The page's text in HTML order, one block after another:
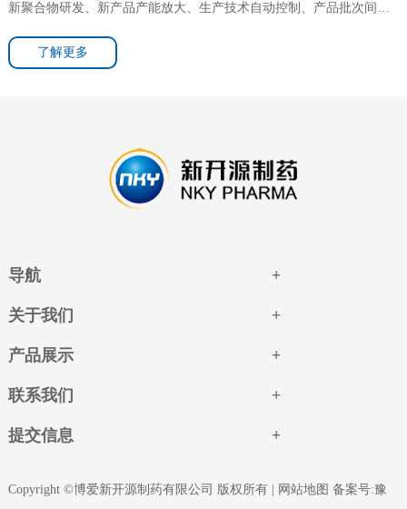
新聚合物研发、新产品产能放大、生产技术自动控制、产品批次间稳
了解更多
导航
关于我们
产品展示
联系我们
提交信息
Copyright ©博爱新开源制药有限公司 版权所有 | 网站地图 备案号:豫